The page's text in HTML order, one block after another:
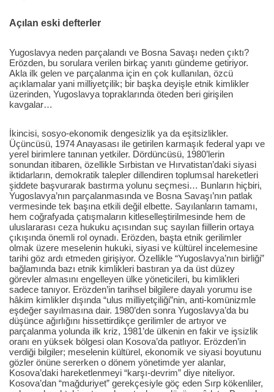
Açılan eski defterler
Yugoslavya neden parçalandı ve Bosna Savaşı neden çıktı?
Erözden, bu sorulara verilen birkaç yanıtı gündeme getiriyor.
Akla ilk gelen ve parçalanma için en çok kullanılan, özcü
açıklamalar yani milliyetçilik; bir başka deyişle etnik kimlikler
üzerinden, Yugoslavya topraklarında öteden beri girişilen
kavgalar…
İkincisi, sosyo-ekonomik dengesizlik ya da eşitsizlikler.
Üçüncüsü, 1974 Anayasası ile getirilen karmaşık federal yapı ve
yerel birimlere tanınan yetkiler. Dördüncüsü, 1980’lerin
sonundan itibaren, özellikle Sırbistan ve Hırvatistan’daki siyasi
iktidarların, demokratik talepler dillendiren toplumsal hareketleri
şiddete başvurarak bastırma yolunu seçmesi… Bunların hiçbiri,
Yugoslavya’nın parçalanmasında ve Bosna Savaşı’nın patlak
vermesinde tek başına etkili değil elbette. Sayılanların tamamı,
hem coğrafyada çatışmaların kitleselleştirilmesinde hem de
uluslararası ceza hukuku açısından suç sayılan fiillerin ortaya
çıkışında önemli rol oynadı. Erözden, başta etnik gerilimler
olmak üzere meselenin hukuki, siyasi ve kültürel incelemesine
tarihi göz ardı etmeden girişiyor. Özellikle “Yugoslavya’nın birliği”
bağlamında bazı etnik kimlikleri bastıran ya da üst düzey
görevler almasını engelleyen ülke yöneticileri, bu kimlikleri
sadece tanıyor. Erözden’in tarihsel bilgilere dayalı yorumu ise
hâkim kimlikler dışında “ulus milliyetçiliği”nin, anti-komünizmle
eşdeğer sayılmasına dair. 1980’den sonra Yugoslavya’da bu
düşünce ağırlığını hissettirdikçe gerilimler de artıyor ve
parçalanma yolunda ilk kriz, 1981’de ülkenin en fakir ve işsizlik
oranı en yüksek bölgesi olan Kosova’da patlıyor. Erözden’in
verdiği bilgiler; meselenin kültürel, ekonomik ve siyasi boyutunu
gözler önüne sererken o dönem yönetimde yer alanlar,
Kosova’daki hareketlenmeyi “karşı-devrim” diye niteliyor.
Kosova’dan “mağduriyet” gerekçesiyle göç eden Sırp kökenliler,